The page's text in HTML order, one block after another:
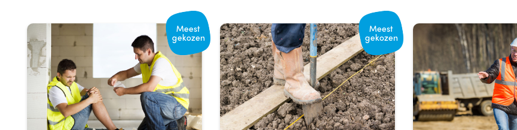
Meest
gekozen
Meest
gekozen